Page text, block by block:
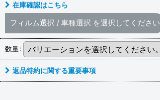
在庫確認はこちら
フィルム選択 / 車種選択 を選択してください
数量:
返品特約に関する重要事項